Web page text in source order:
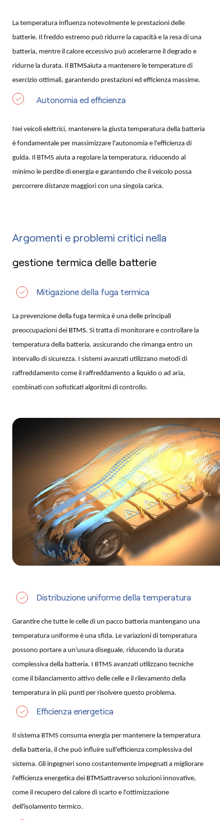
La temperatura influenza notevolmente le prestazioni delle
batterie. Il freddo estremo può ridurre la capacità e la resa di una
batteria, mentre il calore eccessivo può accelerarne il degrado e
ridurne la durata. Il BTMSaiuta a mantenere le temperature di
esercizio ottimali, garantendo prestazioni ed efficienza massime.
Autonomia ed efficienza
Nei veicoli elettrici, mantenere la giusta temperatura della batteria
è fondamentale per massimizzare l'autonomia e l'efficienza di
guida. Il BTMS aiuta a regolare la temperatura, riducendo al
minimo le perdite di energia e garantendo che il veicolo possa
percorrere distanze maggiori con una singola carica.
Argomenti e problemi critici nella
gestione termica delle batterie
Mitigazione della fuga termica
La prevenzione della fuga termica è una delle principali
preoccupazioni dei BTMS. Si tratta di monitorare e controllare la
temperatura della batteria, assicurando che rimanga entro un
intervallo di sicurezza. I sistemi avanzati utilizzano metodi di
raffreddamento come il raffreddamento a liquido o ad aria,
combinati con sofisticati algoritmi di controllo.
Distribuzione uniforme della temperatura
Garantire che tutte le celle di un pacco batteria mantengano una
temperatura uniforme è una sfida. Le variazioni di temperatura
possono portare a un'usura diseguale, riducendo la durata
complessiva della batteria. I BTMS avanzati utilizzano tecniche
come il bilanciamento attivo delle celle e il rilevamento della
temperatura in più punti per risolvere questo problema.
Efficienza energetica
Il sistema BTMS consuma energia per mantenere la temperatura
della batteria, il che può influire sull'efficienza complessiva del
sistema. Gli ingegneri sono costantemente impegnati a migliorare
l'efficienza energetica dei BTMSattraverso soluzioni innovative,
come il recupero del calore di scarto e l'ottimizzazione
dell'isolamento termico.